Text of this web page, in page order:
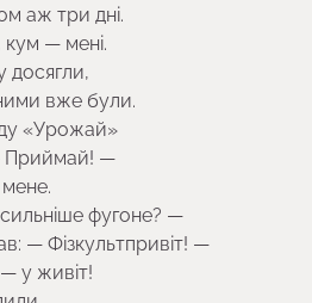
аж три дні.
кум — мені.
досягли,
вже були.
«Урожай»
Приймай! —
мене.
фугоне? —
— Фізкультпривіт! —
у живіт!